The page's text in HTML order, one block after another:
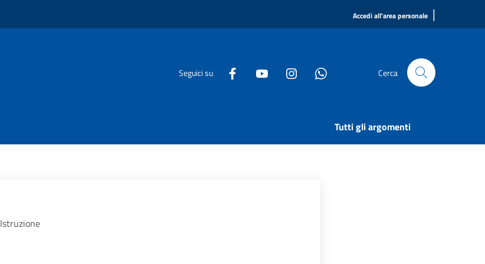
Accedi all'area personale |
Seguici su Cerca
Tutti gli argomenti
Istruzione